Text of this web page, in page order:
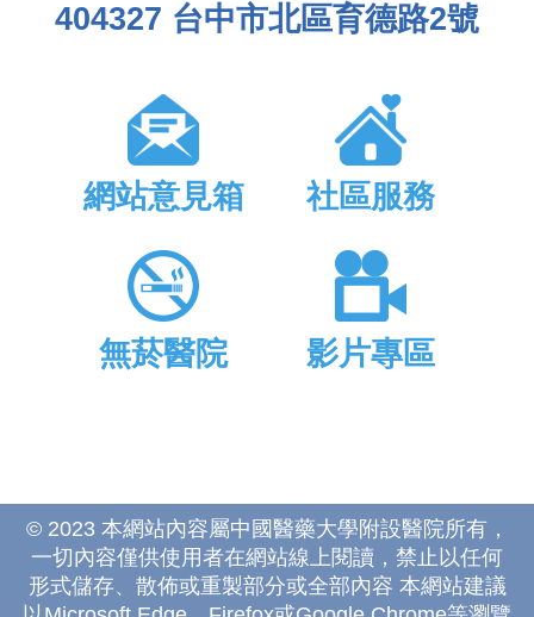
404327 台中市北區育德路2號
網站意見箱 社區服務
無菸醫院 影片專區
© 2023 本網站內容屬中國醫藥大學附設醫院所有，
一切內容僅供使用者在網站線上閱讀，禁止以任何
形式儲存、散佈或重製部分或全部內容 本網站建議